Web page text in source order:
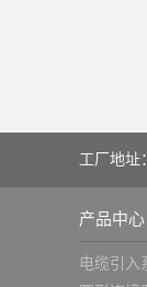
工厂地址
产品中心
电缆引入